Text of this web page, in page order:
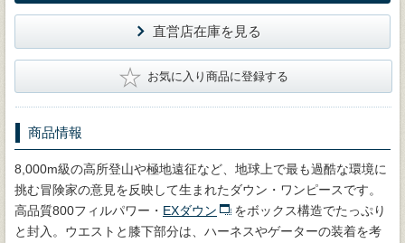
直営店在庫を見る
★ お気に入り商品に登録する
商品情報
8,000m級の高所登山や極地遠征など、地球上で最も過酷な環境に
挑む冒険家の意見を反映して生まれたダウン・ワンピースです。
高品質800フィルパワー・ EXダウン
をボックス構造でたっぷり
と封入。ウエストと膝下部分は、ハーネスやゲーターの装着を考